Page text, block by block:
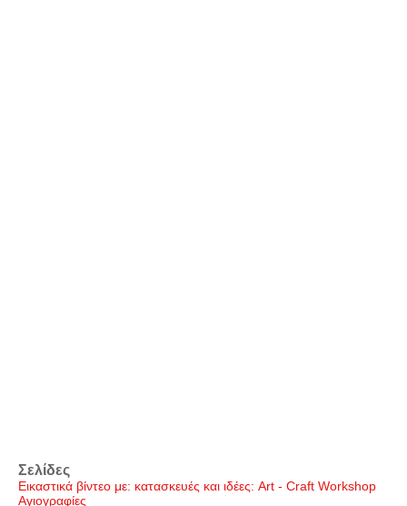
Σελίδες
Εικαστικά βίντεο με: κατασκευές και ιδέες: Art - Craft Workshop
Αγιογραφίες